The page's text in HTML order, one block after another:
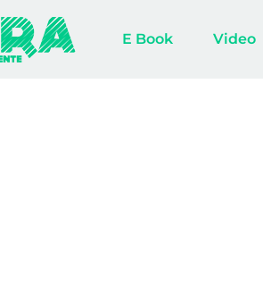
E Book Video